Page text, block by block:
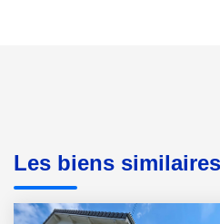
Les biens similaires